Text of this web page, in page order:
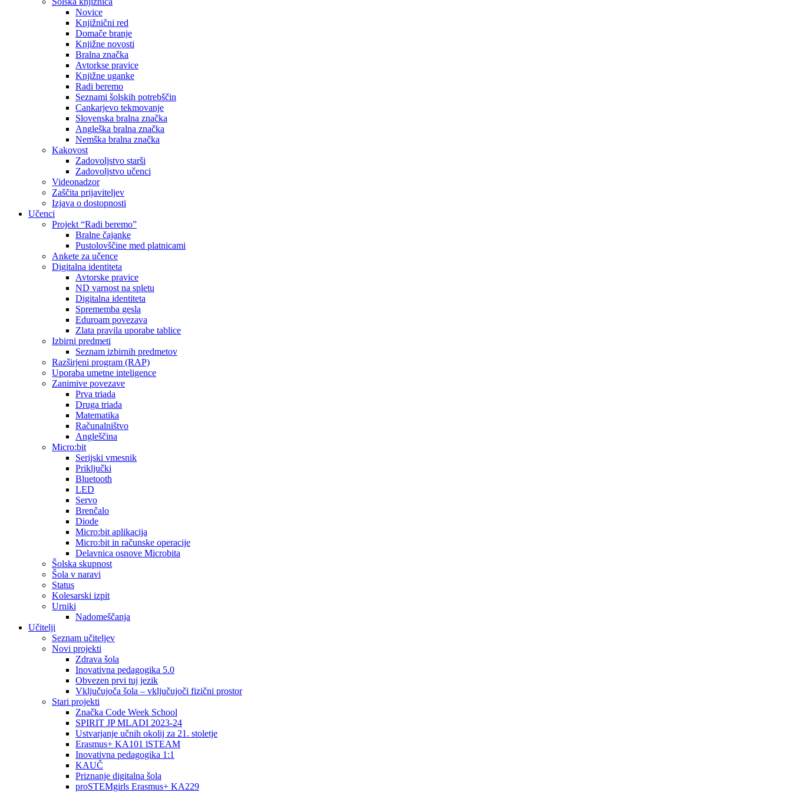
Novice
Knjižnični red
Domače branje
Knjižne novosti
Bralna značka
Avtorkse pravice
Knjižne uganke
Radi beremo
Seznami šolskih potrebščin
Cankarjevo tekmovanje
Slovenska bralna značka
Angleška bralna značka
Nemška bralna značka
Kakovost
Zadovoljstvo starši
Zadovoljstvo učenci
Videonadzor
Zaščita prijaviteljev
Izjava o dostopnosti
Učenci
Projekt “Radi beremo”
Bralne čajanke
Pustolovščine med platnicami
Ankete za učence
Digitalna identiteta
Avtorske pravice
ND varnost na spletu
Digitalna identiteta
Sprememba gesla
Eduroam povezava
Zlata pravila uporabe tablice
Izbirni predmeti
Seznam izbirnih predmetov
Razširjeni program (RAP)
Uporaba umetne inteligence
Zanimive povezave
Prva triada
Druga triada
Matematika
Računalništvo
Angleščina
Micro:bit
Serijski vmesnik
Priključki
Bluetooth
LED
Servo
Brenčalo
Diode
Micro:bit aplikacija
Micro:bit in računske operacije
Delavnica osnove Microbita
Šolska skupnost
Šola v naravi
Status
Kolesarski izpit
Urniki
Nadomeščanja
Učitelji
Seznam učiteljev
Novi projekti
Zdrava šola
Inovativna pedagogika 5.0
Obvezen prvi tuj jezik
Vključujoča šola – vključujoči fizični prostor
Stari projekti
Značka Code Week School
SPIRIT JP MLADI 2023-24
Ustvarjanje učnih okolij za 21. stoletje
Erasmus+ KA101 lSTEAM
Inovativna pedagogika 1:1
KAUČ
Priznanje digitalna šola
proSTEMgirls Erasmus+ KA229